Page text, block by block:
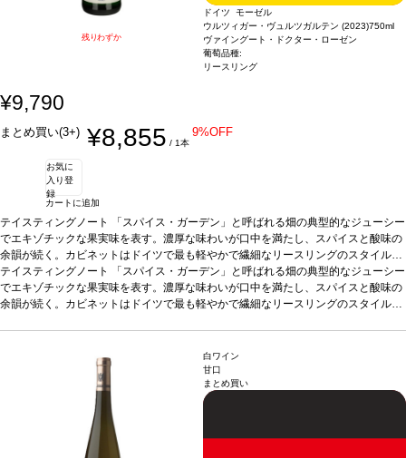
残りわずか
ドイツ モーゼル
ウルツィガー・ヴュルツガルテン (2023)750ml
ヴァイングート・ドクター・ローゼン
葡萄品種:
リースリング
¥9,790
まとめ買い(3+) ¥8,855 / 1本
9%OFF
お気に
入り登
録
カートに追加
テイスティングノート
「スパイス・ガーデン」と呼ばれる畑の典型的なジューシー
でエキゾチックな果実味を表す。濃厚な味わいが口中を満たし、スパイスと酸味の
余韻が続く。カビネットはドイツで最も軽やかで繊細なリースリングのスタイルを
表現し、早期に収穫された葡萄から造る逸品。
葡萄品種リースリング*本ヴィンテ
ージが在庫切れの場合、在庫があり価格が同様の場合は自動的に次のヴィンテージ
に変更されます、ご了承ください。
テイスティングノート
「スパイス・ガーデン」と呼ばれる畑の典型的なジューシー
でエキゾチックな果実味を表す。濃厚な味わいが口中を満たし、スパイスと酸味の
余韻が続く。カビネットはドイツで最も軽やかで繊細なリースリングのスタイルを
白ワイン
甘口
まとめ買い